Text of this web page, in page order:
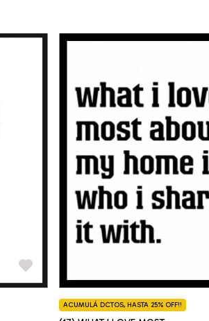
ACUMULÁ DCTOS, HASTA 25% OFF!!